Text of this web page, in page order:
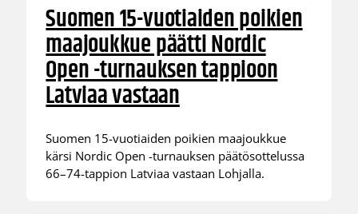
Suomen 15-vuotiaiden poikien
maajoukkue päätti Nordic
Open -turnauksen tappioon
Latviaa vastaan
Suomen 15-vuotiaiden poikien maajoukkue
kärsi Nordic Open -turnauksen päätösottelussa
66–74-tappion Latviaa vastaan Lohjalla.